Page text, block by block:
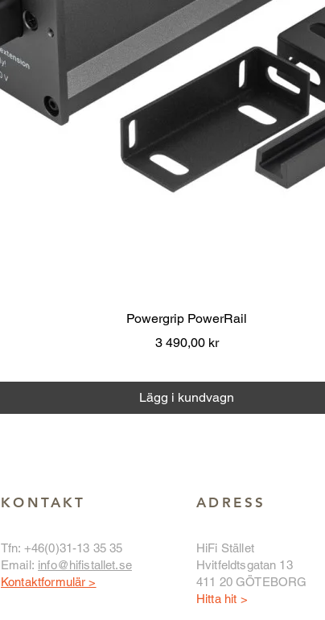
Snabbvisning
Powergrip PowerRail
Pris
3 490,00 kr
Lägg i kundvagn
KONTAKT
Tfn: +46(0)31-13 35 35
Email: info@hifistallet.se
Kontaktformulär >
ADRESS
HiFi Stället
Hvitfeldtsgatan 13
411 20 GÖTEBORG
Hitta hit >